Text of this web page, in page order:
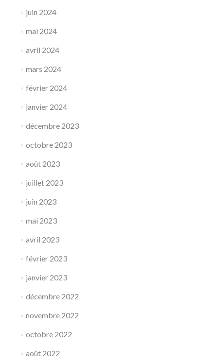
juin 2024
mai 2024
avril 2024
mars 2024
février 2024
janvier 2024
décembre 2023
octobre 2023
août 2023
juillet 2023
juin 2023
mai 2023
avril 2023
février 2023
janvier 2023
décembre 2022
novembre 2022
octobre 2022
août 2022